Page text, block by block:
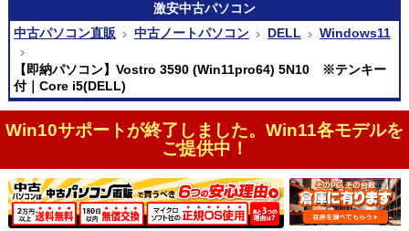
激安中古パソコン
中古パソコン直販
中古ノートパソコン DELL Windows11
【即納パソコン】Vostro 3590 (Win11pro64) 5N10 ※テンキー
付｜Core i5(DELL)
Win10サポートが終了しました。Win11各モデルを
ご提供中！